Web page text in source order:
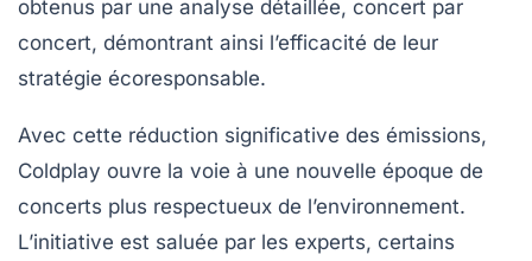
obtenus par une analyse détaillée, concert par
concert, démontrant ainsi l’efficacité de leur
stratégie écoresponsable.
Avec cette réduction significative des émissions,
Coldplay ouvre la voie à une nouvelle époque de
concerts plus respectueux de l’environnement.
L’initiative est saluée par les experts, certains